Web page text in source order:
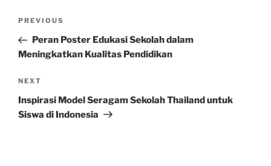
Previous
Post
PREVIOUS
Peran Poster Edukasi Sekolah dalam
Meningkatkan Kualitas Pendidikan
Next
Post
NEXT
Inspirasi Model Seragam Sekolah Thailand untuk
Siswa di Indonesia